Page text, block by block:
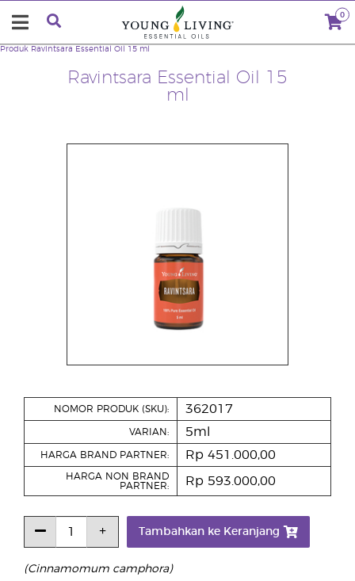
0
Ravintsara Essential Oil 15
ml
Produk Ravintsara Essential Oil 15 ml
(Cinnamomum camphora)
NOMOR PRODUK (SKU): 362017
VARIAN: 5ml
HARGA BRAND PARTNER: Rp 451.000,00
HARGA NON BRAND
PARTNER:
Rp 593.000,00
Tambahkan ke Keranjang